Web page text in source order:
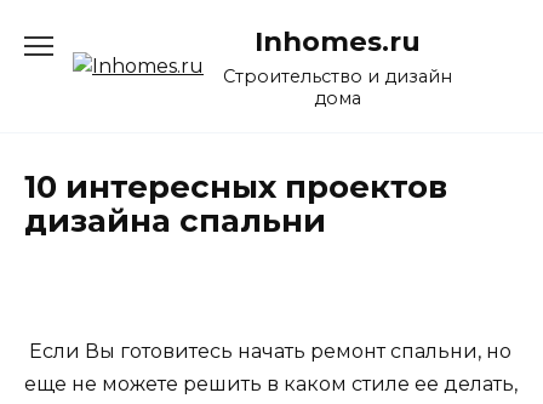
содержанию
Inhomes.ru
Строительство и дизайн
дома
10 интересных проектов
дизайна спальни
Если Вы готовитесь начать ремонт спальни, но
еще не можете решить в каком стиле ее делать,